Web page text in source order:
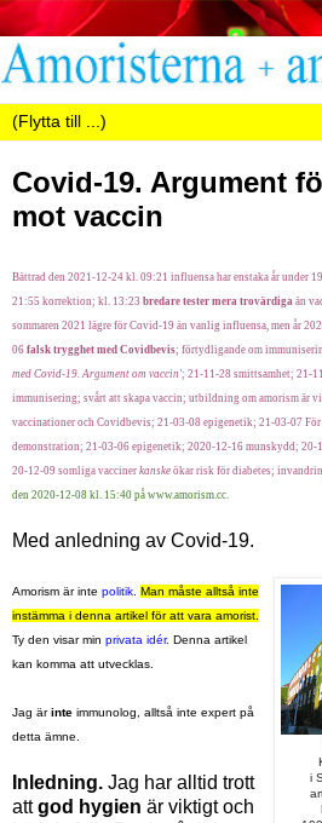
Covid-19. Argument
mot vaccin
Bättrad den 2021-12-24 kl. 09:21 influensa har enstaka år under
21:55 korrektion; kl. 13:23 bredare tester mera trovärdiga än
sommaren 2021 lägre för Covid-19 än vanlig influensa, men år
06 falsk trygghet med Covidbevis; förtydligande om
med Covid-19. Argument om vaccin'; 21-11-28 smittsamhet; 21-
immunisering; svårt att skapa vaccin; utbildning om amorism är
vaccinationer och Covidbevis; 21-03-08 epigenetik; 21-03-07
demonstration; 21-03-06 epigenetik; 2020-12-16 munskydd; 20-
20-12-09 somliga vacciner kanske ökar risk för diabetes;
den 2020-12-08 kl. 15:40 på www.amorism.cc.
Med anledning av Covid-19.
i
Amorism är inte politik Man måste alltså inte
instämma i denna artikel för att vara amorist.
Ty den visar min privata idér. Denna artikel
kan komma att utvecklas.
Jag ärinte immunolog, alltså inte expert på
detta ämne.
Inledning. Jag har alltid trott
attgod hygien är viktigt och